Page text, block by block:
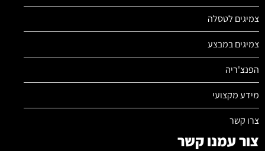
צמיגים לטסלה
צמיגים במבצע
הפנצ'ריה
מידע מקצועי
צרו קשר
צור עמנו קשר